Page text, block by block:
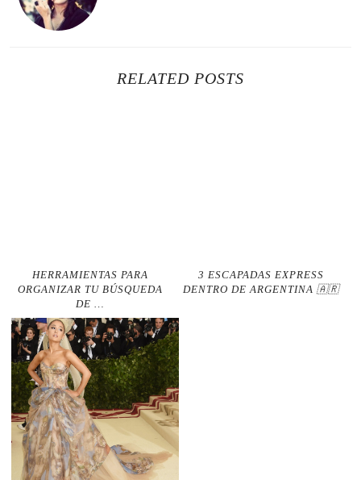
RELATED POSTS
HERRAMIENTAS PARA
ORGANIZAR TU BÚSQUEDA
DE …
3 ESCAPADAS EXPRESS
DENTRO DE ARGENTINA 🇦🇷